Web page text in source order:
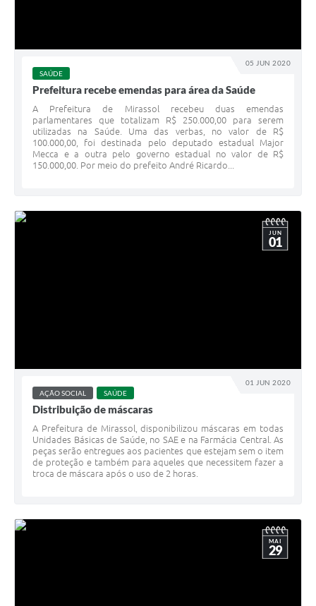
05 JUN 2020
SAÚDE
Prefeitura recebe emendas para área da Saúde
A Prefeitura de Mirassol recebeu duas emendas
parlamentares que totalizam R$ 250.000,00 para serem
utilizadas na Saúde. Uma das verbas, no valor de R$
100.000,00, foi destinada pelo deputado estadual Major
Mecca e a outra pelo governo estadual no valor de R$
150.000,00. Por meio do prefeito André Ricardo...
01 JUN 2020
JUN
01
AÇÃO SOCIAL SAÚDE
Distribuição de máscaras
A Prefeitura de Mirassol, disponibilizou máscaras em todas
Unidades Básicas de Saúde, no SAE e na Farmácia Central. As
peças serão entregues aos pacientes que estejam sem o item
de proteção e também para aqueles que necessitem fazer a
troca de máscara após o uso de 2 horas.
MAI
29